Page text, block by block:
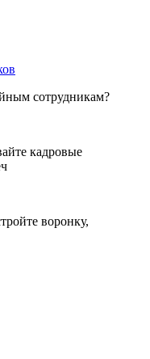
сотрудникам?
кадровые
воронку,